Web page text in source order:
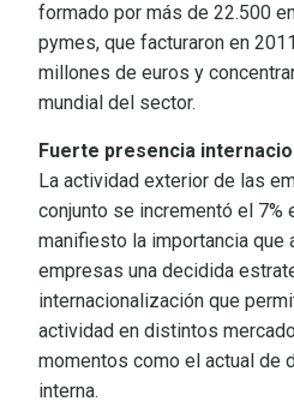
formado por más de 22.500
pymes, que facturaron en
millones de euros y
mundial del sector.
Fuerte presencia
La actividad exterior de las
conjunto se incrementó el 7%
manifiesto la importancia que
empresas una decidida
internacionalización que
actividad en distintos
momentos como el actual de
interna.